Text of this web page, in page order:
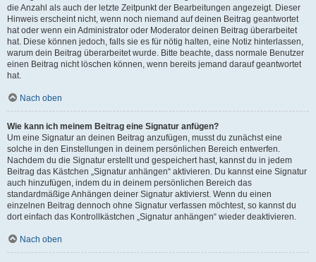
die Anzahl als auch der letzte Zeitpunkt der Bearbeitungen angezeigt. Dieser
Hinweis erscheint nicht, wenn noch niemand auf deinen Beitrag geantwortet
hat oder wenn ein Administrator oder Moderator deinen Beitrag überarbeitet
hat. Diese können jedoch, falls sie es für nötig halten, eine Notiz hinterlassen,
warum dein Beitrag überarbeitet wurde. Bitte beachte, dass normale Benutzer
einen Beitrag nicht löschen können, wenn bereits jemand darauf geantwortet
hat.
Nach oben
Wie kann ich meinem Beitrag eine Signatur anfügen?
Um eine Signatur an deinen Beitrag anzufügen, musst du zunächst eine
solche in den Einstellungen in deinem persönlichen Bereich entwerfen.
Nachdem du die Signatur erstellt und gespeichert hast, kannst du in jedem
Beitrag das Kästchen „Signatur anhängen“ aktivieren. Du kannst eine Signatur
auch hinzufügen, indem du in deinem persönlichen Bereich das
standardmäßige Anhängen deiner Signatur aktivierst. Wenn du einen
einzelnen Beitrag dennoch ohne Signatur verfassen möchtest, so kannst du
dort einfach das Kontrollkästchen „Signatur anhängen“ wieder deaktivieren.
Nach oben